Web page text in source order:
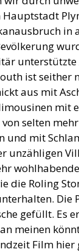
in
ist seither
aus mit
mit
selten
und mit
unzähligen
die Roling
Die
gefüllt. Es
meinen
Film hier